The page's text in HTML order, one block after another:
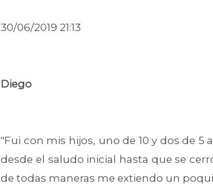
30/06/2019 21:13
Diego
"Fui con mis hijos, uno de 10 y dos de 5
desde el saludo inicial hasta que se
de todas maneras me extiendo un